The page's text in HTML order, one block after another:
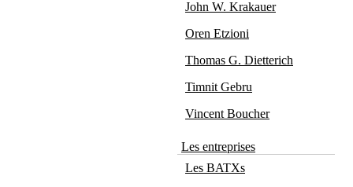
John W. Krakauer
Oren Etzioni
Thomas G. Dietterich
Timnit Gebru
Vincent Boucher
Les entreprises
Les BATXs